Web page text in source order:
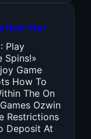
New Year
Play
Spins!»
Game
How To
The On
Ozwin
Restrictions
Deposit At